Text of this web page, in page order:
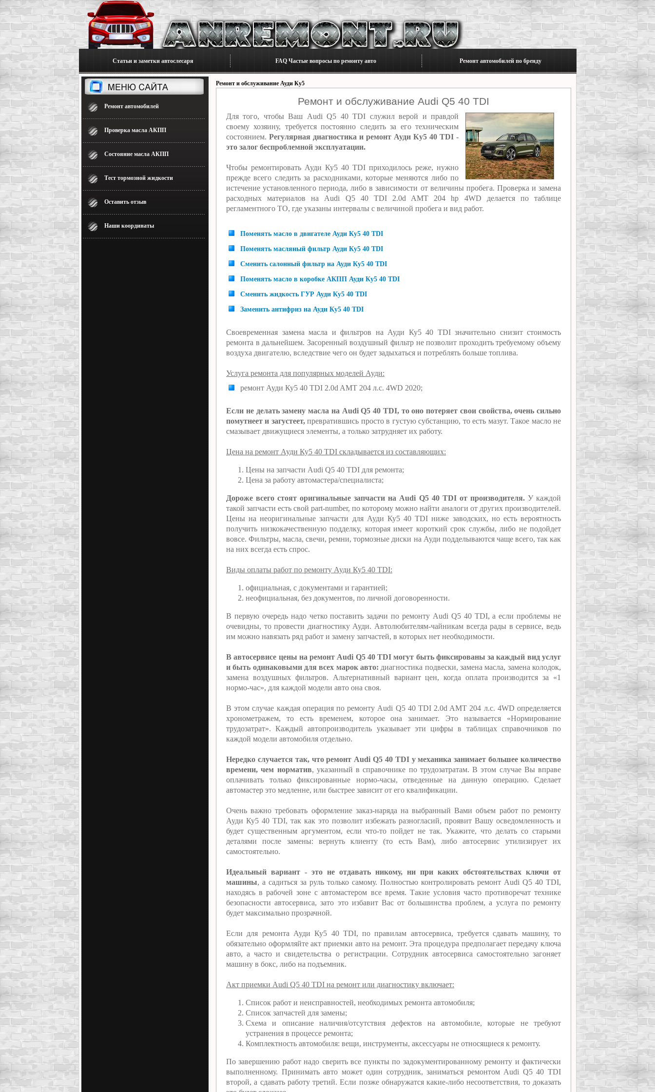
Статьи и заметки автослесаря FAQ Частые вопросы по ремонту авто Ремонт автомобилей по бренду
Ремонт автомобилей
Проверка масла АКПП
Состояние масла АКПП
Тест тормозной жидкости
Оставить отзыв
Наши координаты
Ремонт и обслуживание Ауди Ку5
Ремонт и обслуживание Audi Q5 40 TDI
Для того, чтобы Ваш Audi Q5 40 TDI служил верой и правдой
своему хозяину, требуется постоянно следить за его техническим
состоянием. Регулярная диагностика и ремонт Ауди Ку5 40 TDI -
это залог беспроблемной эксплуатации.
Чтобы ремонтировать Ауди Ку5 40 TDI приходилось реже, нужно
прежде всего следить за расходниками, которые меняются либо по
истечение установленного периода, либо в зависимости от величины пробега. Проверка и замена
расходных материалов на Audi Q5 40 TDI 2.0d AMT 204 hp 4WD делается по таблице
регламентного ТО, где указаны интервалы с величиной пробега и вид работ.
Поменять масло в двигателе Ауди Ку5 40 TDI
Поменять масляный фильтр Ауди Ку5 40 TDI
Сменить салонный фильтр на Ауди Ку5 40 TDI
Поменять масло в коробке АКПП Ауди Ку5 40 TDI
Сменить жидкость ГУР Ауди Ку5 40 TDI
Заменить антифриз на Ауди Ку5 40 TDI
Своевременная замена масла и фильтров на Ауди Ку5 40 TDI значительно снизит стоимость
ремонта в дальнейшем. Засоренный воздушный фильтр не позволит проходить требуемому объему
воздуха двигателю, вследствие чего он будет задыхаться и потреблять больше топлива.
Услуга ремонта для популярных моделей Ауди:
ремонт Ауди Ку5 40 TDI 2.0d AMT 204 л.с. 4WD 2020;
Если не делать замену масла на Audi Q5 40 TDI, то оно потеряет свои свойства, очень сильно
помутнеет и загустеет,превратившись просто в густую субстанцию, то есть мазут. Такое масло не
смазывает движущиеся элементы, а только затрудняет их работу.
Цена на ремонт Ауди Ку5 40 TDI складывается из составляющих:
Цены на запчасти Audi Q5 40 TDI для ремонта;
Цена за работу автомастера/специалиста;
Дороже всего стоят оригинальные запчасти на Audi Q5 40 TDI от производителя.У каждой
такой запчасти есть свой part-number, по которому можно найти аналоги от других производителей.
Цены на неоригинальные запчасти для Ауди Ку5 40 TDI ниже заводских, но есть вероятность
получить низкокачественную подделку, которая имеет короткий срок службы, либо не подойдет
вовсе. Фильтры, масла, свечи, ремни, тормозные диски на Ауди подделываются чаще всего, так как
на них всегда есть спрос.
Виды оплаты работ по ремонту Ауди Ку5 40 TDI:
официальная, с документами и гарантией;
неофициальная, без документов, по личной договоренности.
В первую очередь надо четко поставить задачи по ремонту Audi Q5 40 TDI, а если проблемы не
очевидны, то провести диагностику Ауди. Автолюбителям-чайникам всегда рады в сервисе, ведь
им можно навязать ряд работ и замену запчастей, в которых нет необходимости.
В автосервисе цены на ремонт Audi Q5 40 TDI могут быть фиксированы за каждый вид услуг
и быть одинаковыми для всех марок авто: диагностика подвески, замена масла, замена колодок,
замена воздушных фильтров. Альтернативный вариант цен, когда оплата производится за «1
нормо-час», для каждой модели авто она своя.
В этом случае каждая операция по ремонту Audi Q5 40 TDI 2.0d AMT 204 л.с. 4WD определяется
хронометражем, то есть временем, которое она занимает. Это называется «Нормирование
трудозатрат». Каждый автопроизводитель указывает эти цифры в таблицах справочников по
каждой модели автомобиля отдельно.
Нередко случается так, что ремонт Audi Q5 40 TDI у механика занимает большее количество
времени, чем норматив, указанный в справочнике по трудозатратам. В этом случае Вы вправе
оплачивать только фиксированные нормо-часы, отведенные на данную операцию. Сделает
автомастер это медленне, или быстрее зависит от его квалификации.
Очень важно требовать оформление заказ-наряда на выбранный Вами объем работ по ремонту
Ауди Ку5 40 TDI, так как это позволит избежать разногласий, проявит Вашу осведомленность и
будет существенным аргументом, если что-то пойдет не так. Укажите, что делать со старыми
деталями после замены: вернуть клиенту (то есть Вам), либо автосервис утилизирует их
самостоятельно.
Идеальный вариант - это не отдавать никому, ни при каких обстоятельствах ключи от
машины, а садиться за руль только самому. Полностью контролировать ремонт Audi Q5 40 TDI,
находясь в рабочей зоне с автомастером все время. Такие условия часто противоречат технике
безопасности автосервиса, зато это избавит Вас от большинства проблем, а услуга по ремонту
будет максимально прозрачной.
Если для ремонта Ауди Ку5 40 TDI, по правилам автосервиса, требуется сдавать машину, то
обязательно оформляйте акт приемки авто на ремонт. Эта процедура предполагает передачу ключа
авто, а часто и свидетельства о регистрации. Сотрудник автосервиса самостоятельно загоняет
машину в бокс, либо на подъемник.
Акт приемки Audi Q5 40 TDI на ремонт или диагностику включает:
Список работ и неисправностей, необходимых ремонта автомобиля;
Список запчастей для замены;
Схема и описание наличия/отсутствия дефектов на автомобиле, которые не требуют
устранения в процессе ремонта;
Комплектность автомобиля: вещи, инструменты, аксессуары не относящиеся к ремонту.
По завершению работ надо сверить все пункты по задокументированному ремонту и фактически
выполненному. Принимать авто может один сотрудник, заниматься ремонтом Audi Q5 40 TDI
второй, а сдавать работу третий. Если позже обнаружатся какие-либо несоответствия, то доказать